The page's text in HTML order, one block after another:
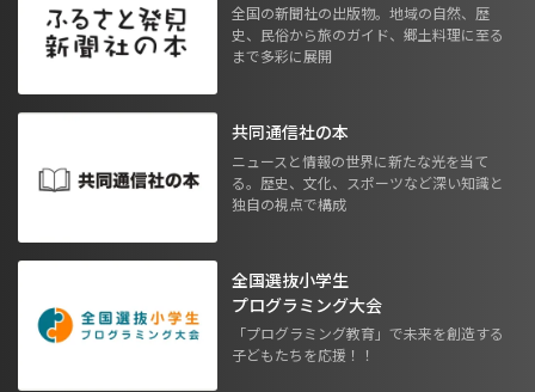
全国の新聞社の出版物。地域の自然、歴
史、民俗から旅のガイド、郷土料理に至る
まで多彩に展開
共同通信社の本
ニュースと情報の世界に新たな光を当て
る。歴史、文化、スポーツなど深い知識と
独自の視点で構成
全国選抜小学生
プログラミング大会
「プログラミング教育」で未来を創造する
子どもたちを応援！！